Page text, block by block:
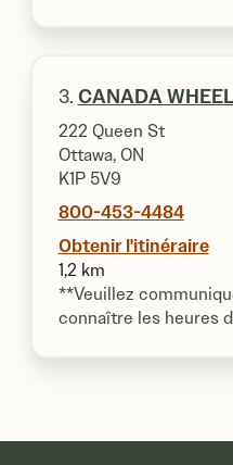
3. CANADA
222 Queen St
Ottawa, ON
K1P 5V9
800-453-4484
Obtenir l'itinéraire
1,2 km
**Veuillez
connaître les heures